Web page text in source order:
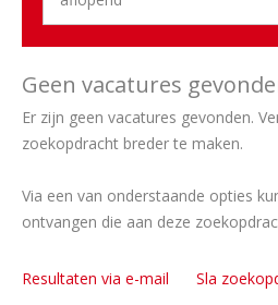
Geen vacatures
Er zijn geen vacatures gevonden.
zoekopdracht breder te maken.
Via een van onderstaande opties
ontvangen die aan deze
Resultaten via e-mail Sla